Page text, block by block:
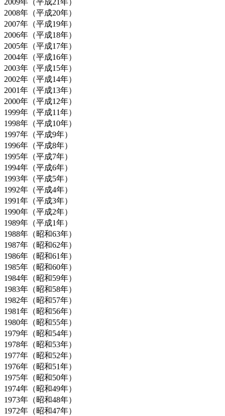
2009年（平成21年）
2008年（平成20年）
2007年（平成19年）
2006年（平成18年）
2005年（平成17年）
2004年（平成16年）
2003年（平成15年）
2002年（平成14年）
2001年（平成13年）
2000年（平成12年）
1999年（平成11年）
1998年（平成10年）
1997年（平成9年）
1996年（平成8年）
1995年（平成7年）
1994年（平成6年）
1993年（平成5年）
1992年（平成4年）
1991年（平成3年）
1990年（平成2年）
1989年（平成1年）
1988年（昭和63年）
1987年（昭和62年）
1986年（昭和61年）
1985年（昭和60年）
1984年（昭和59年）
1983年（昭和58年）
1982年（昭和57年）
1981年（昭和56年）
1980年（昭和55年）
1979年（昭和54年）
1978年（昭和53年）
1977年（昭和52年）
1976年（昭和51年）
1975年（昭和50年）
1974年（昭和49年）
1973年（昭和48年）
1972年（昭和47年）